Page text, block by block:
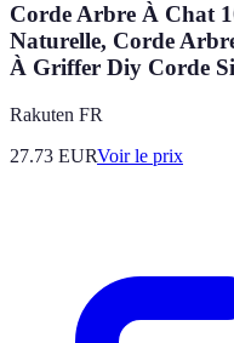
Corde Arbre À Chat
Naturelle, Corde
À Griffer Diy Corde
Rakuten FR
27.73 EURVoir le prix